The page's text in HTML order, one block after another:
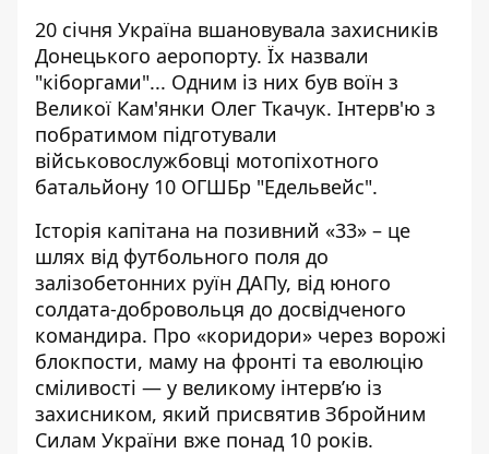
20 січня Україна вшановувала захисників
Донецького аеропорту. Їх назвали
"кіборгами"... Одним із них був воїн з
Великої Кам'янки Олег Ткачук. Інтерв'ю з
побратимом підготували
військовослужбовці мотопіхотного
батальйону 10 ОГШБр "Едельвейс".
Історія капітана на позивний «33» – це
шлях від футбольного поля до
залізобетонних руїн ДАПу, від юного
солдата-добровольця до досвідченого
командира. Про «коридори» через ворожі
блокпости, маму на фронті та еволюцію
сміливості — у великому інтерв’ю із
захисником, який присвятив Збройним
Силам України вже понад 10 років.